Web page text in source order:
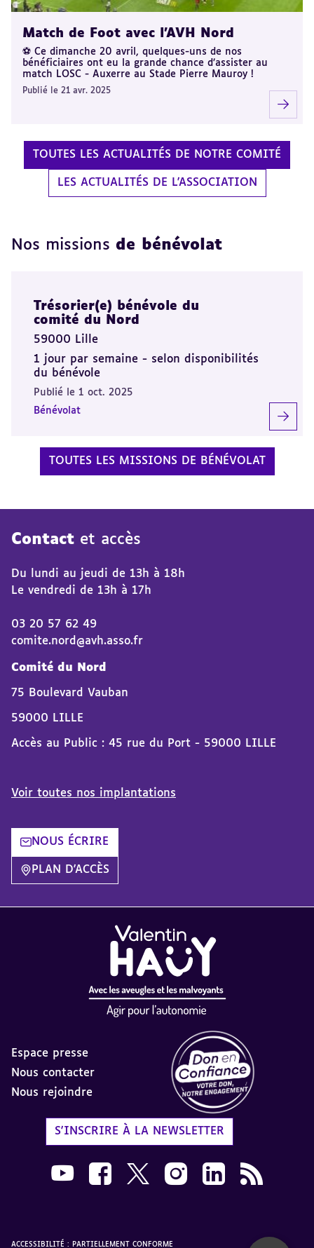
Match de Foot avec l'AVH Nord
⚽️ Ce dimanche 20 avril, quelques-uns de nos
bénéficiaires ont eu la grande chance d’assister au
match LOSC - Auxerre au Stade Pierre Mauroy !
Publié le 21 avr. 2025
TOUTES LES ACTUALITÉS DE NOTRE COMITÉ
LES ACTUALITÉS DE L'ASSOCIATION
Nos missions de bénévolat
Trésorier(e) bénévole du
comité du Nord
59000 Lille
1 jour par semaine - selon disponibilités
du bénévole
Publié le 1 oct. 2025
Bénévolat
TOUTES LES MISSIONS DE BÉNÉVOLAT
Contact et accès
Du lundi au jeudi de 13h à 18h
Le vendredi de 13h à 17h
03 20 57 62 49
comite.nord@avh.asso.fr
Comité du Nord
75 Boulevard Vauban
59000 LILLE
Accès au Public : 45 rue du Port - 59000 LILLE
Voir toutes nos implantations
NOUS ÉCRIRE
PLAN D'ACCÈS
Espace presse
Nous contacter
Nous rejoindre
Label Don en Confiance
S'INSCRIRE À LA NEWSLETTER
Nous suivre sur Youtube AVH dans une
Nous suivre sur Facebook AVH dans
Nous suivre sur X AVH dans une
Nous suivre sur Instagram
Nous suivre sur
Flux RSS
ACCESSIBILITÉ : PARTIELLEMENT CONFORME